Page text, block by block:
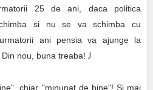
25 de ani, daca politica
si nu se va schimba cu
ani pensia va ajunge la
nou, buna treaba! J
chiar "minunat de bine"! Si mai